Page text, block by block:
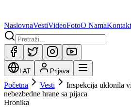
NaslovnaVestiVideoFotoO NamaKontakt
LAT Prijava
Početna Vesti
Inspekcija uklonila
nebezbedne hrane sa pijaca
Hronika